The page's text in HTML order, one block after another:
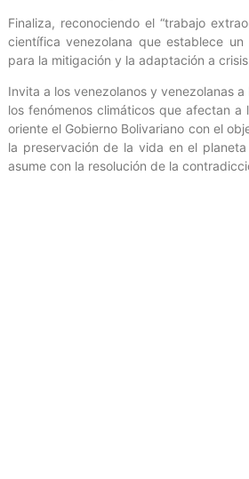
Finaliza, reconociendo el “trabajo
científica venezolana que establece
para la mitigación y la adaptación a crisis
Invita a los venezolanos y venezolanas
los fenómenos climáticos que afectan
oriente el Gobierno Bolivariano con el
la preservación de la vida en el
asume con la resolución de la